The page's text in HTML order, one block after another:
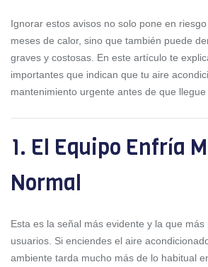
Ignorar estos avisos no solo pone en
meses de calor, sino que también puede
graves y costosas. En este artículo te
importantes que indican que tu aire
mantenimiento urgente antes de que llegue
1. El Equipo Enfría
Normal
Esta es la señal más evidente y la que
usuarios. Si enciendes el aire
ambiente tarda mucho más de lo habitual